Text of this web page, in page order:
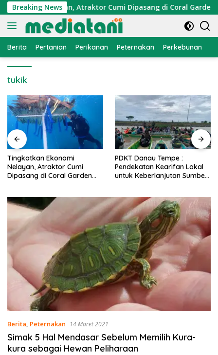
Langsung
ke
konten
Breaking News
Nelayan, Atraktor Cumi Dipasang di Coral Garden
Berita Pertanian Perikanan Peternakan Perkebunan
tukik
PDKT Danau Tempe :
Pendekatan Kearifan Lokal
untuk Keberlanjutan Sumber
Cara Mengatasi Penyakit
PMK pada Sapi Perah Secara
Alami dan Medis
Berita, Peternakan 14 Maret 2021
Simak 5 Hal Mendasar Sebelum Memilih Kura-
kura sebagai Hewan Peliharaan